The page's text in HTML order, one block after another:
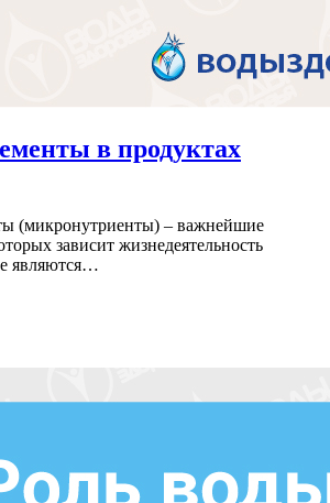
в продуктах
(микронутриенты) – важнейшие
зависит жизнедеятельность
являются…